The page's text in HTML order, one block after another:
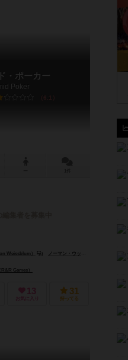
Games B.V.）
・ポーカー
Poker
6.1
Weissblum）
ノーマン・ウッズ（Norman Woods）
Games）
13
お気に入り
31
持ってる